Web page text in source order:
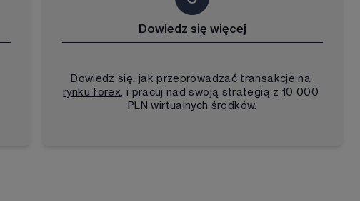
Dowiedz się więcej
Dowiedz się, jak przeprowadzać transakcje na
rynku forex, i pracuj nad swoją strategią z 10 000
PLN wirtualnych środków.